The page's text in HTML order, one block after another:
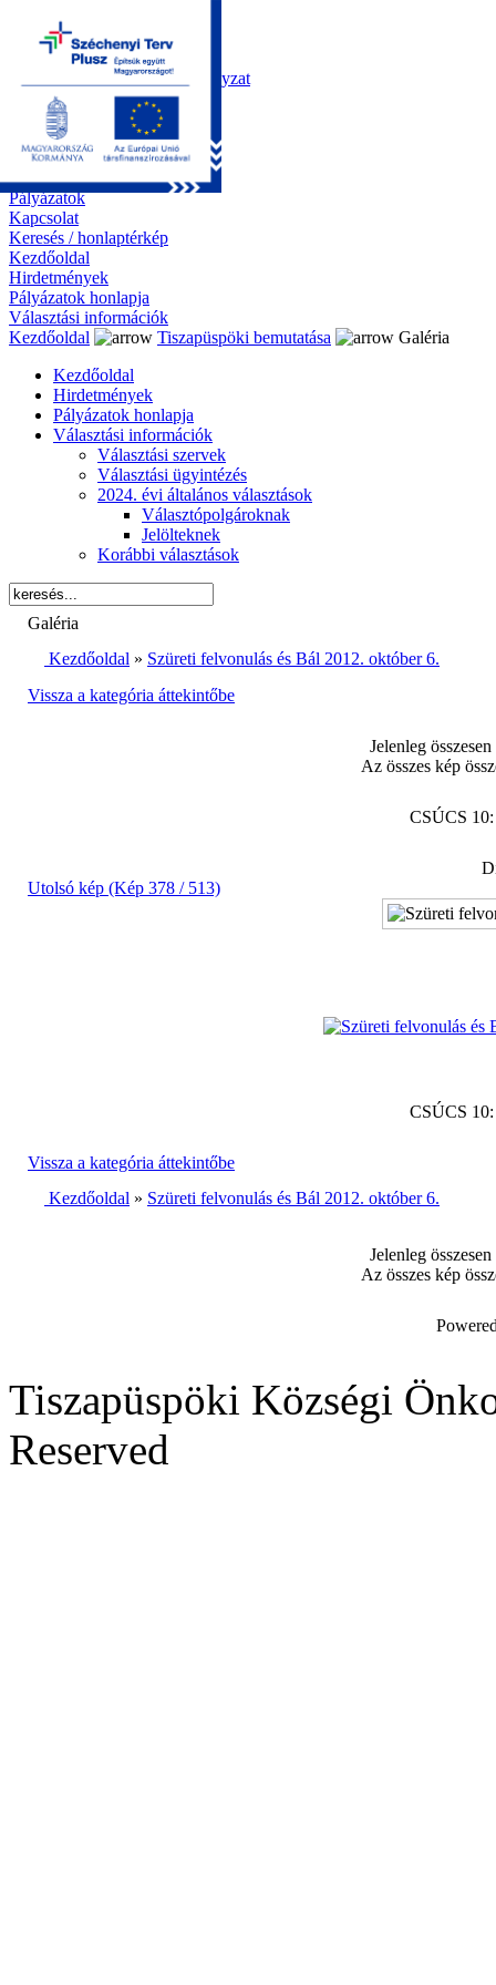
Kezdőoldal
Önkormányzat
Polgármesteri Hivatal
Roma Nemzetiségi Önkormányzat
Elektronikus ügyintézés
Közérdekű információk
Tiszapüspöki bemutatása
Galéria
Díjazottaink
Pályázatok
Kapcsolat
Keresés / honlaptérkép
Kezdőoldal
Hirdetmények
Pályázatok honlapja
Választási információk
Kezdőoldal
Tiszapüspöki bemutatása
Galéria
Kezdőoldal
Hirdetmények
Pályázatok honlapja
Választási információk
Választási szervek
Választási ügyintézés
2024. évi általános választások
Választópolgároknak
Jelölteknek
Korábbi választások
Galéria
Kezdőoldal » Szüreti felvonulás és Bál 2012. október 6.
Vissza a kategória áttekintőbe
Jelenleg
Az összes kép
CSÚCS
Utolsó kép (Kép 378 / 513)
CSÚCS
Vissza a kategória áttekintőbe
Kezdőoldal » Szüreti felvonulás és Bál 2012. október 6.
Jelenleg
Az összes kép
Tiszapüspöki Községi
Reserved